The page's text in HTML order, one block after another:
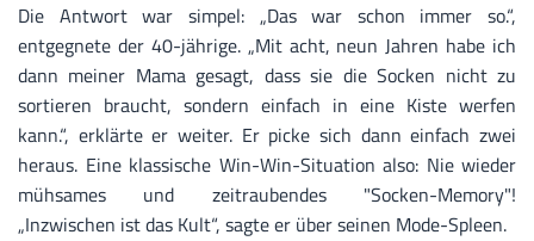
Die Antwort war simpel: „Das war schon immer so.“,
entgegnete der 40-jährige. „Mit acht, neun Jahren habe ich
dann meiner Mama gesagt, dass sie die Socken nicht zu
sortieren braucht, sondern einfach in eine Kiste werfen
kann.“, erklärte er weiter. Er picke sich dann einfach zwei
heraus. Eine klassische Win-Win-Situation also: Nie wieder
mühsames und zeitraubendes "Socken-Memory"!
„Inzwischen ist das Kult“, sagte er über seinen Mode-Spleen.